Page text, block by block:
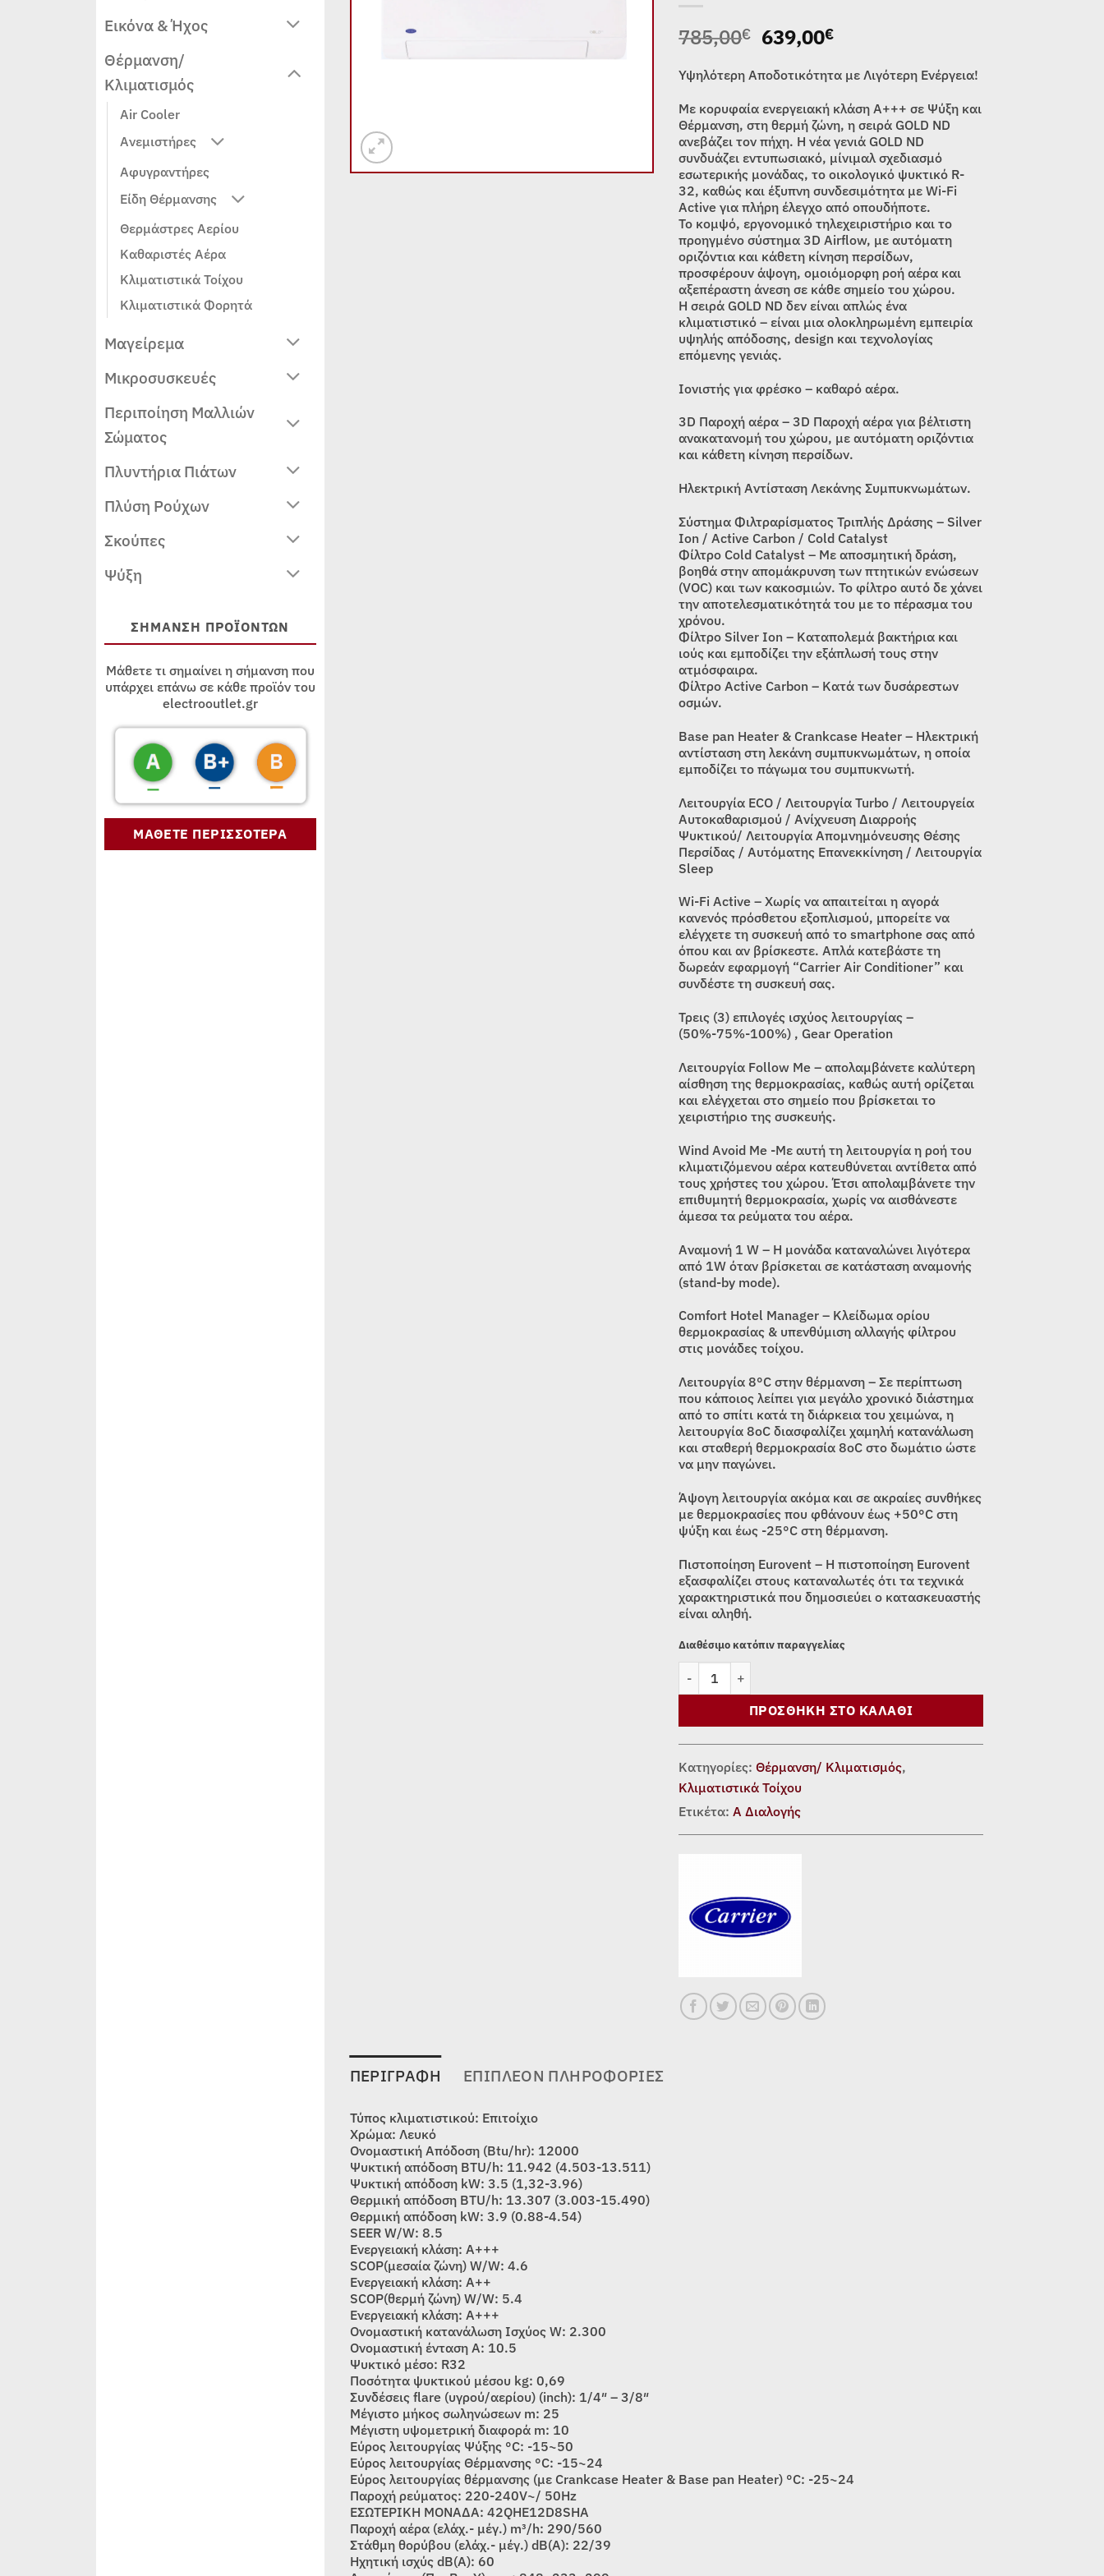
Εικόνα & Ήχος
Θέρμανση/
Κλιματισμός
Air Cooler
Ανεμιστήρες
Αφυγραντήρες
Είδη Θέρμανσης
Θερμάστρες Αερίου
Καθαριστές Αέρα
Κλιματιστικά Τοίχου
Κλιματιστικά Φορητά
Μαγείρεμα
Μικροσυσκευές
Περιποίηση Μαλλιών
Σώματος
Πλυντήρια Πιάτων
Πλύση Ρούχων
Σκούπες
Ψύξη
ΣΗΜΑΝΣΗ ΠΡΟΪΟΝΤΩΝ
Μάθετε τι σημαίνει η σήμανση που
υπάρχει επάνω σε κάθε προϊόν του
electrooutlet.gr
ΜΑΘΕΤΕ ΠΕΡΙΣΣΟΤΕΡΑ
785,00€ Original
price
was:
639,00€Η
τιμή
639,00€.
Υψηλότερη Αποδοτικότητα με Λιγότερη Ενέργεια!
Με κορυφαία ενεργειακή κλάση Α+++ σε Ψύξη και
Θέρμανση, στη θερμή ζώνη, η σειρά GOLD ND
ανεβάζει τον πήχη. Η νέα γενιά GOLD ND
συνδυάζει εντυπωσιακό, μίνιμαλ σχεδιασμό
εσωτερικής μονάδας, το οικολογικό ψυκτικό R-
32, καθώς και έξυπνη συνδεσιμότητα με Wi-Fi
Active για πλήρη έλεγχο από οπουδήποτε.
Το κομψό, εργονομικό τηλεχειριστήριο και το
προηγμένο σύστημα 3D Airflow, με αυτόματη
οριζόντια και κάθετη κίνηση περσίδων,
προσφέρουν άψογη, ομοιόμορφη ροή αέρα και
αξεπέραστη άνεση σε κάθε σημείο του χώρου.
Η σειρά GOLD ND δεν είναι απλώς ένα
κλιματιστικό – είναι μια ολοκληρωμένη εμπειρία
υψηλής απόδοσης, design και τεχνολογίας
επόμενης γενιάς.
Ιονιστής για φρέσκο – καθαρό αέρα.
3D Παροχή αέρα – 3D Παροχή αέρα για βέλτιστη
ανακατανομή του χώρου, με αυτόματη οριζόντια
και κάθετη κίνηση περσίδων.
Ηλεκτρική Αντίσταση Λεκάνης Συμπυκνωμάτων.
Σύστημα Φιλτραρίσματος Τριπλής Δράσης – Silver
Ion / Active Carbon / Cold Catalyst
Φίλτρο Cold Catalyst – Με αποσμητική δράση,
βοηθά στην απομάκρυνση των πτητικών ενώσεων
(VOC) και των κακοσμιών. Το φίλτρο αυτό δε χάνει
την αποτελεσματικότητά του με το πέρασμα του
χρόνου.
Φίλτρο Silver Ion – Καταπολεμά βακτήρια και
ιούς και εμποδίζει την εξάπλωσή τους στην
ατμόσφαιρα.
Φίλτρο Active Carbon – Κατά των δυσάρεστων
οσμών.
Base pan Heater & Crankcase Heater – Ηλεκτρική
αντίσταση στη λεκάνη συμπυκνωμάτων, η οποία
εμποδίζει το πάγωμα του συμπυκνωτή.
Λειτουργία ECO / Λειτουργία Turbo / Λειτουργεία
Αυτοκαθαρισμού / Ανίχνευση Διαρροής
Ψυκτικού/ Λειτουργία Απομνημόνευσης Θέσης
Περσίδας / Αυτόματης Επανεκκίνηση / Λειτουργία
Sleep
Wi-Fi Active – Χωρίς να απαιτείται η αγορά
κανενός πρόσθετου εξοπλισμού, μπορείτε να
ελέγχετε τη συσκευή από το smartphone σας από
όπου και αν βρίσκεστε. Απλά κατεβάστε τη
δωρεάν εφαρμογή “Carrier Air Conditioner” και
συνδέστε τη συσκευή σας.
Τρεις (3) επιλογές ισχύος λειτουργίας –
(50%-75%-100%) , Gear Operation
Λειτουργία Follow Me – απολαμβάνετε καλύτερη
αίσθηση της θερμοκρασίας, καθώς αυτή ορίζεται
και ελέγχεται στο σημείο που βρίσκεται το
χειριστήριο της συσκευής.
Wind Avoid Me -Με αυτή τη λειτουργία η ροή του
κλιματιζόμενου αέρα κατευθύνεται αντίθετα από
τους χρήστες του χώρου. Έτσι απολαμβάνετε την
επιθυμητή θερμοκρασία, χωρίς να αισθάνεστε
άμεσα τα ρεύματα του αέρα.
Αναμονή 1 W – Η μονάδα καταναλώνει λιγότερα
από 1W όταν βρίσκεται σε κατάσταση αναμονής
(stand-by mode).
Comfort Hotel Manager – Κλείδωμα ορίου
θερμοκρασίας & υπενθύμιση αλλαγής φίλτρου
στις μονάδες τοίχου.
Λειτουργία 8°C στην θέρμανση – Σε περίπτωση
που κάποιος λείπει για μεγάλο χρονικό διάστημα
από το σπίτι κατά τη διάρκεια του χειμώνα, η
λειτουργία 8oC διασφαλίζει χαμηλή κατανάλωση
και σταθερή θερμοκρασία 8oC στο δωμάτιο ώστε
να μην παγώνει.
Άψογη λειτουργία ακόμα και σε ακραίες συνθήκες
με θερμοκρασίες που φθάνουν έως +50°C στη
ψύξη και έως -25°C στη θέρμανση.
Πιστοποίηση Eurovent – Η πιστοποίηση Eurovent
εξασφαλίζει στους καταναλωτές ότι τα τεχνικά
χαρακτηριστικά που δημοσιεύει ο κατασκευαστής
είναι αληθή.
Διαθέσιμο κατόπιν παραγγελίας
ΚΛΙΜΑΤΙΣΤΙΚΟ INVERTER Carrier GOLD ND 42QHE/38QHE12D8SHA 12000
ΠΡΟΣΘΉΚΗ ΣΤΟ ΚΑΛΆΘΙ
Κατηγορίες:Θέρμανση/ Κλιματισμός,
Κλιματιστικά Τοίχου
Ετικέτα:Α Διαλογής
ΠΕΡΙΓΡΑΦΉ ΕΠΙΠΛΈΟΝ ΠΛΗΡΟΦΟΡΊΕΣ
Τύπος κλιματιστικού: Επιτοίχιο
Χρώμα: Λευκό
Ονομαστική Απόδοση (Btu/hr): 12000
Ψυκτική απόδοση BTU/h: 11.942 (4.503-13.511)
Ψυκτική απόδοση kW: 3.5 (1,32-3.96)
Θερμική απόδοση BTU/h: 13.307 (3.003-15.490)
Θερμική απόδοση kW: 3.9 (0.88-4.54)
SEER W/W: 8.5
Ενεργειακή κλάση: A+++
SCOP(μεσαία ζώνη) W/W: 4.6
Ενεργειακή κλάση: A++
SCOP(θερμή ζώνη) W/W: 5.4
Ενεργειακή κλάση: A+++
Ονομαστική κατανάλωση Ισχύος W: 2.300
Ονομαστική ένταση A: 10.5
Ψυκτικό μέσο: R32
Ποσότητα ψυκτικού μέσου kg: 0,69
Συνδέσεις flare (υγρού/αερίου) (inch): 1/4″ – 3/8″
Μέγιστο μήκος σωληνώσεων m: 25
Μέγιστη υψομετρική διαφορά m: 10
Εύρος λειτουργίας Ψύξης °C: -15~50
Εύρος λειτουργίας Θέρμανσης °C: -15~24
Εύρος λειτουργίας θέρμανσης (με Crankcase Heater & Base pan Heater) °C: -25~24
Παροχή ρεύματος: 220-240V~/ 50Hz
ΕΣΩΤΕΡΙΚΗ ΜΟΝΑΔΑ: 42QHE12D8SHA
Παροχή αέρα (ελάχ.- μέγ.) m³/h: 290/560
Στάθμη θορύβου (ελάχ.- μέγ.) dB(A): 22/39
Ηχητική ισχύς dB(A): 60